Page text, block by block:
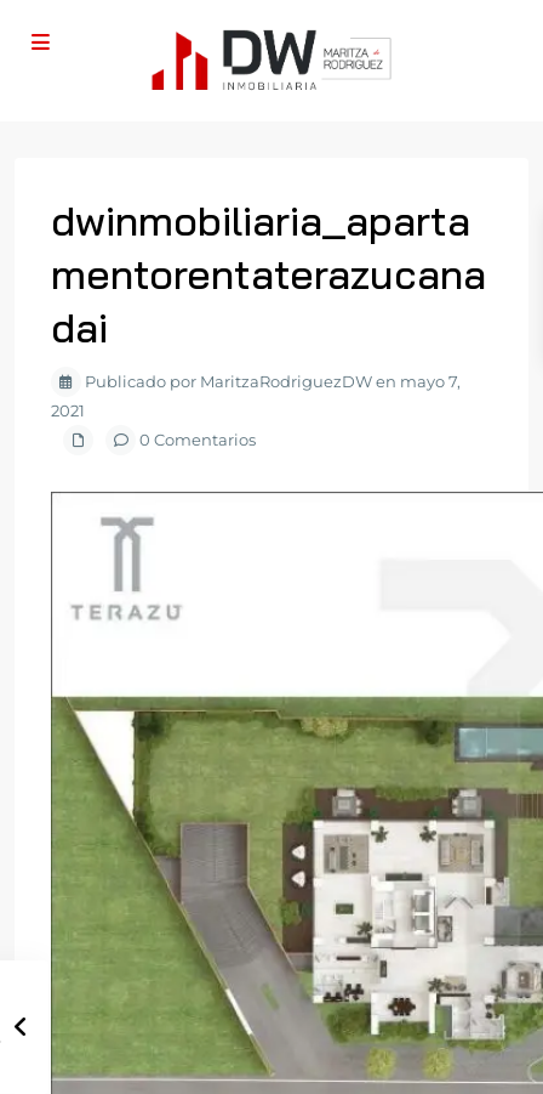
dwinmobiliaria_aparta
mentorentaterazucana
dai
Publicado por MaritzaRodriguezDW en mayo 7,
2021
0 Comentarios